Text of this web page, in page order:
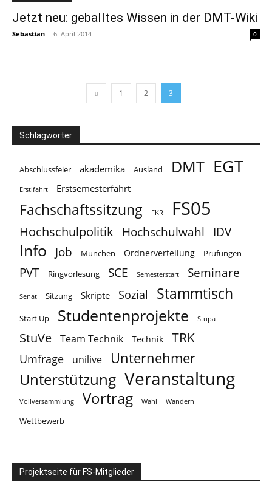
Jetzt neu: geballtes Wissen in der DMT-Wiki
Sebastian - 6. April 2014 0
1 2 3
Schlagwörter
Abschlussfeier akademika Ausland DMT EGT
Erstifahrt Erstsemesterfahrt
Fachschaftssitzung FKR FS05
Hochschulpolitik Hochschulwahl IDV
Info Job München Ordnerverteilung Prüfungen
PVT Ringvorlesung SCE Semesterstart Seminare
Senat Sitzung Skripte Sozial Stammtisch
Start Up Studentenprojekte Stupa
StuVe Team Technik Technik TRK
Umfrage unilive Unternehmer
Unterstützung Veranstaltung
Vollversammlung Vortrag Wahl Wandern
Wettbewerb
Projektseite für FS-Mitglieder